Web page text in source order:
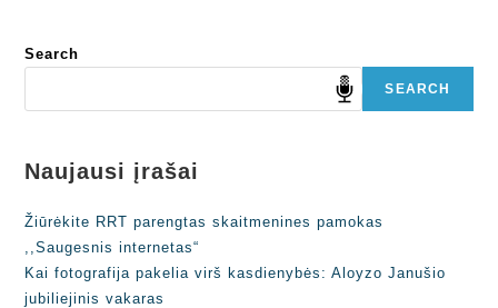
Search
SEARCH
Naujausi įrašai
Žiūrėkite RRT parengtas skaitmenines pamokas
,,Saugesnis internetas“
Kai fotografija pakelia virš kasdienybės: Aloyzo Janušio
jubiliejinis vakaras